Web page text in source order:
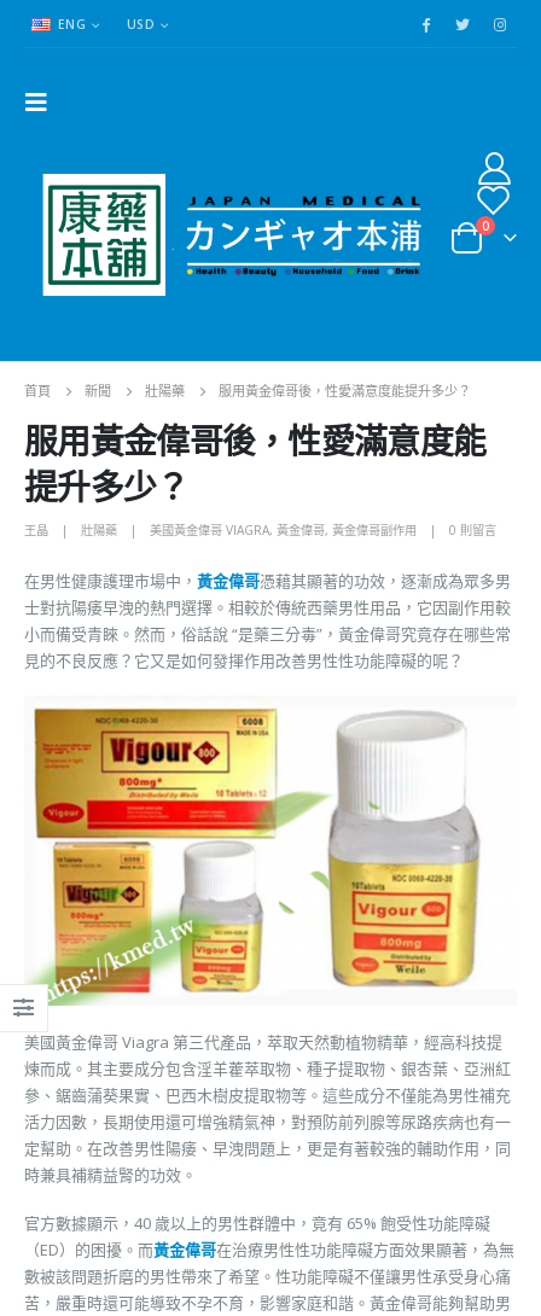
ENG USD
0
首頁 新聞 壯陽藥 服用黃金偉哥後，性愛滿意度能提升多少？​
服用黃金偉哥後，性愛滿意度能
提升多少？​
王晶 壯陽藥 美國黃金偉哥 VIAGRA, 黃金偉哥, 黃金偉哥副作用 0 則留言
在男性健康護理市場中， 黃金偉哥憑藉其顯著的功效，逐漸成為眾多男
士對抗陽痿早洩的熱門選擇。相較於傳統西藥男性用品，它因副作用較
小而備受青睞。然而，俗話說 “是藥三分毒”，黃金偉哥究竟存在哪些常
見的不良反應？它又是如何發揮作用改善男性性功能障礙的呢？
美國黃金偉哥 Viagra 第三代產品，萃取天然動植物精華，經高科技提
煉而成。其主要成分包含淫羊藿萃取物、種子提取物、銀杏葉、亞洲紅
參、鋸齒蒲葵果實、巴西木樹皮提取物等。這些成分不僅能為男性補充
活力因數，長期使用還可增強精氣神，對預防前列腺等尿路疾病也有一
定幫助。在改善男性陽痿、早洩問題上，更是有著較強的輔助作用，同
時兼具補精益腎的功效。
官方數據顯示，40 歲以上的男性群體中，竟有 65% 飽受性功能障礙
（ED）的困擾。而黃金偉哥在治療男性性功能障礙方面效果顯著，為無
數被該問題折磨的男性帶來了希望。性功能障礙不僅讓男性承受身心痛
苦，嚴重時還可能導致不孕不育，影響家庭和諧。黃金偉哥能夠幫助男